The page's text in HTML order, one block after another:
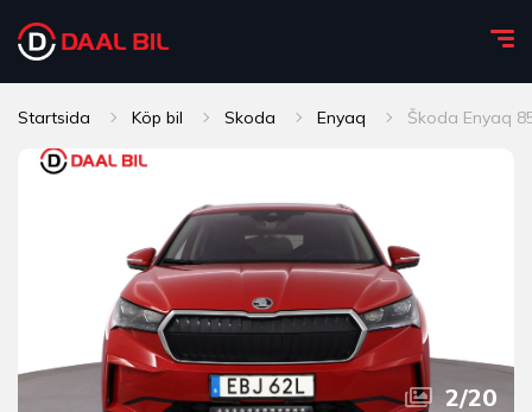
Startsida Köp bil Skoda Enyaq Škoda Enyaq
2/20